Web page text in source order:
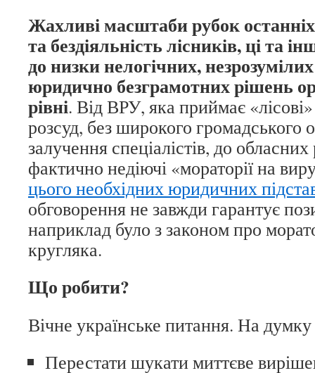
Жахливі масштаби рубок останніх
та бездіяльність лісників, ці та
до низки нелогічних,
юридично безграмотних рішень
рівні. Від ВРУ, яка приймає
розсуд, без широкого громадського
залучення спеціалістів, до
фактично недіючі «мораторії на
цього необхідних юридичних
обговорення не завжди гарантує
наприклад було з законом про
кругляка.
Що робити?
Вічне українське питання. На думку
Перестати шукати миттєве